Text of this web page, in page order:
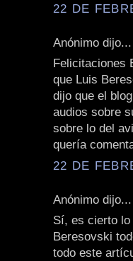
22 DE
Anónimo dijo...
Felicitaciones
que Luis
dijo que el
audios sobre
sobre lo del
quería
22 DE
Anónimo dijo...
Sí, es cierto lo
Beresovski
todo este